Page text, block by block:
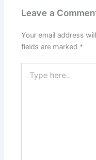
Leave a
Your email address
fields are marked *
here..